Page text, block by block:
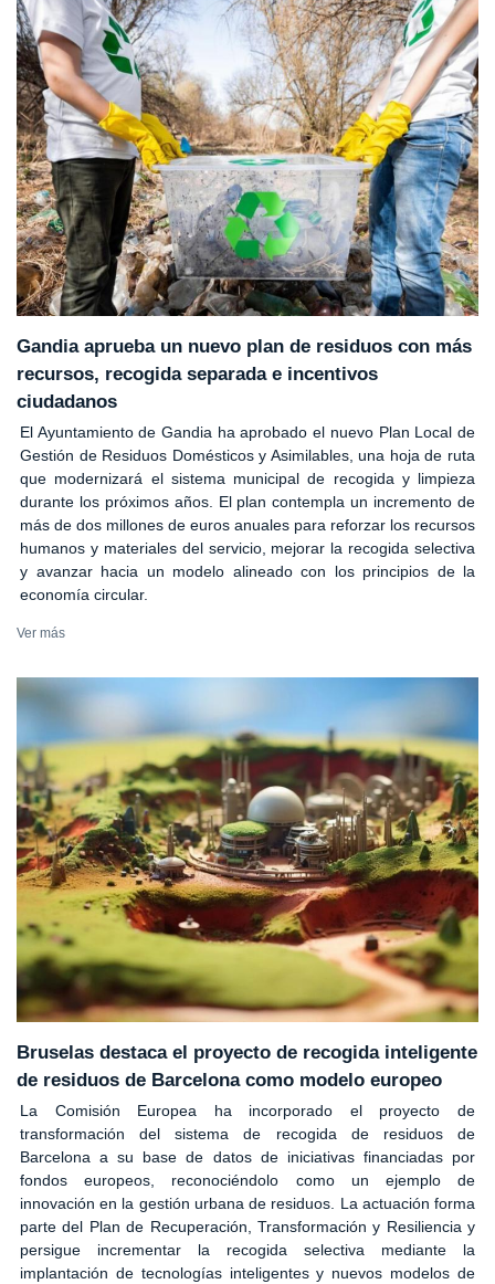
Gandia aprueba un nuevo plan de residuos con más
recursos, recogida separada e incentivos
ciudadanos
El Ayuntamiento de Gandia ha aprobado el nuevo Plan Local de
Gestión de Residuos Domésticos y Asimilables, una hoja de ruta
que modernizará el sistema municipal de recogida y limpieza
durante los próximos años. El plan contempla un incremento de
más de dos millones de euros anuales para reforzar los recursos
humanos y materiales del servicio, mejorar la recogida selectiva
y avanzar hacia un modelo alineado con los principios de la
economía circular.
Ver más
Bruselas destaca el proyecto de recogida inteligente
de residuos de Barcelona como modelo europeo
La Comisión Europea ha incorporado el proyecto de
transformación del sistema de recogida de residuos de
Barcelona a su base de datos de iniciativas financiadas por
fondos europeos, reconociéndolo como un ejemplo de
innovación en la gestión urbana de residuos. La actuación forma
parte del Plan de Recuperación, Transformación y Resiliencia y
persigue incrementar la recogida selectiva mediante la
implantación de tecnologías inteligentes y nuevos modelos de